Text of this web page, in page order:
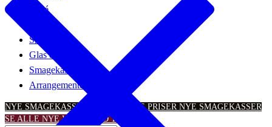
Rosé
Søde vine
Glas & tilbehør
Smagekasser
Arrangementer
NYE SMAGEKASSER – TIL SKARPE PRISER NYE SMAGEKASSER
SE ALLE NYE VINTILBUDTILBUD